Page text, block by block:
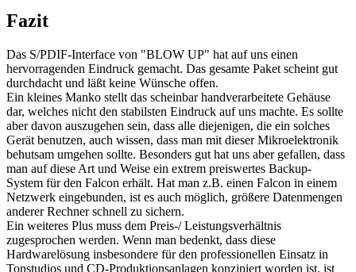
Fazit
Das S/PDIF-Interface von "BLOW UP" hat auf uns einen
hervorragenden Eindruck gemacht. Das gesamte Paket scheint gut
durchdacht und läßt keine Wünsche offen.
Ein kleines Manko stellt das scheinbar handverarbeitete Gehäuse
dar, welches nicht den stabilsten Eindruck auf uns machte. Es sollte
aber davon auszugehen sein, dass alle diejenigen, die ein solches
Gerät benutzen, auch wissen, dass man mit dieser Mikroelektronik
behutsam umgehen sollte. Besonders gut hat uns aber gefallen, dass
man auf diese Art und Weise ein extrem preiswertes Backup-
System für den Falcon erhält. Hat man z.B. einen Falcon in einem
Netzwerk eingebunden, ist es auch möglich, größere Datenmengen
anderer Rechner schnell zu sichern.
Ein weiteres Plus muss dem Preis-/ Leistungsverhältnis
zugesprochen werden. Wenn man bedenkt, dass diese
Hardwarelösung insbesondere für den professionellen Einsatz in
Tonstudios und CD-Produktionsanlagen konzipiert worden ist, ist